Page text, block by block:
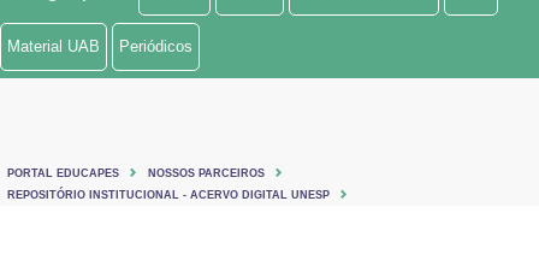
Ministério de Minas e Energia
Ministério do Turismo
Material UAB Periódicos
PORTAL EDUCAPES
NOSSOS PARCEIROS
REPOSITÓRIO INSTITUCIONAL - ACERVO DIGITAL UNESP